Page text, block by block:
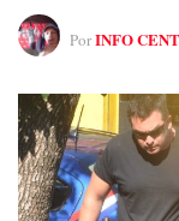
PorINFO